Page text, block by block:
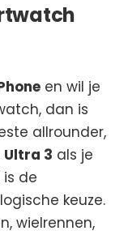
en wil je
dan is
allrounder,
Ultra 3 als je
is de
keuze.
wielrennen,